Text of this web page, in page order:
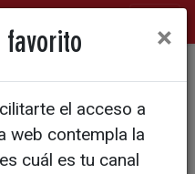
el nuevo
×
el acceso a
web contempla la
cuál es tu canal